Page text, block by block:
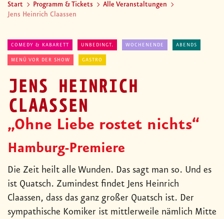
Start Programm & Tickets
Alle Veranstaltungen
Jens Heinrich Claassen
COMEDY & KABARETT UNBEDINGT. WOCHENENDE ABENDS
MENÜ VOR DER SHOW GASTRO
JENS HEINRICH
CLAASSEN
„Ohne Liebe rostet nichts“
Hamburg-Premiere
Die Zeit heilt alle Wunden. Das sagt man so. Und es
ist Quatsch. Zumindest findet Jens Heinrich
Claassen, dass das ganz großer Quatsch ist. Der
sympathische Komiker ist mittlerweile nämlich Mitte